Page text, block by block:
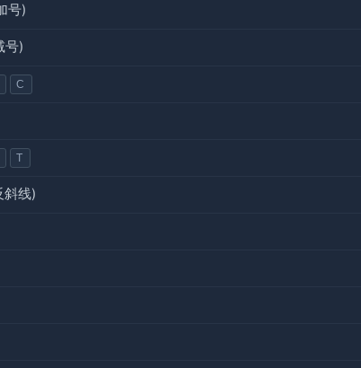
号)
号)
C
T
斜线)